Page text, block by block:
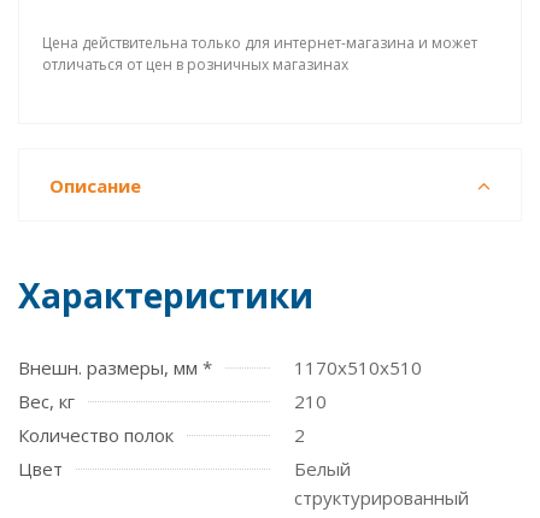
Цена действительна только для интернет-магазина и может
отличаться от цен в розничных магазинах
Описание
Характеристики
Внешн. размеры, мм *
1170x510x510
Вес, кг
210
Количество полок
2
Цвет
Белый
структурированный